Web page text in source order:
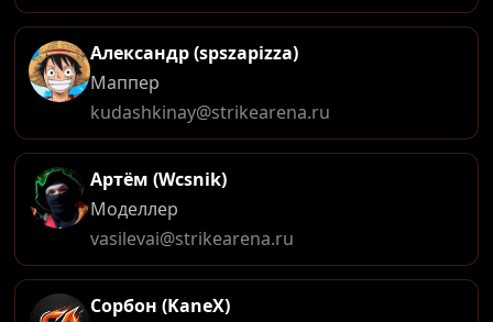
Александр (spszapizza)
Маппер
kudashkinay@strikearena.ru
Артём (Wcsnik)
Моделлер
vasilevai@strikearena.ru
Сорбон (KaneX)